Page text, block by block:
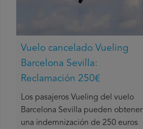
Vuelo cancelado Vueling
Barcelona Sevilla:
Reclamación 250€
Los pasajeros Vueling del vuelo
Barcelona Sevilla pueden obtener
una indemnización de 250 euros